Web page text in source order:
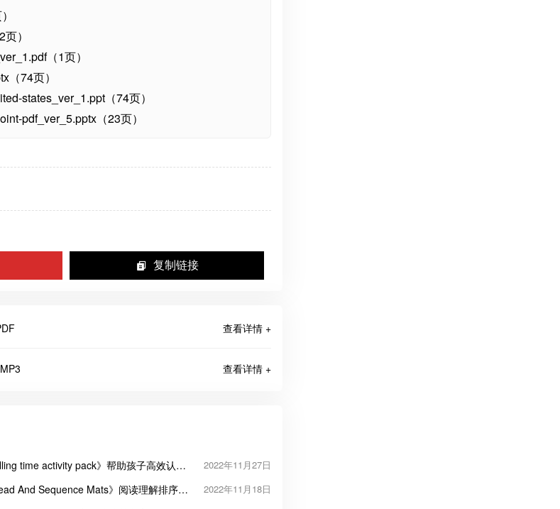
）
（1页）
74页）
states_ver_1.ppt（74页）
pdf_ver_5.pptx（23页）
复制链接
查看详情 +
查看详情 +
time activity pack》帮助孩子高效认知
2022年11月27日
And Sequence Mats》阅读理解排序两
2022年11月18日